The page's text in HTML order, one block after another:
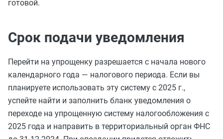
готовой.
Срок подачи уведомления
Перейти на упрощенку разрешается с начала нового
календарного года — налогового периода. Если вы
планируете использовать эту систему с 2025 г.,
успейте найти и заполнить бланк уведомления о
переходе на упрощенную систему налогообложения с
2025 года и направить в территориальный орган ФНС